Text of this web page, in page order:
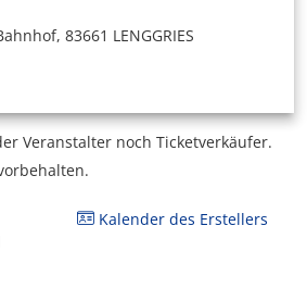
83661 LENGGRIES
Veranstalter noch Ticketverkäufer.
Kalender des Erstellers